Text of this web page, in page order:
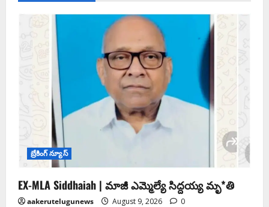
బ్రేకింగ్ న్యూస్
EX-MLA Siddhaiah | మాజీ ఎమ్మెల్యే సిద్దయ్య మృ*తి
aakerutelugunews August 9, 2026 0